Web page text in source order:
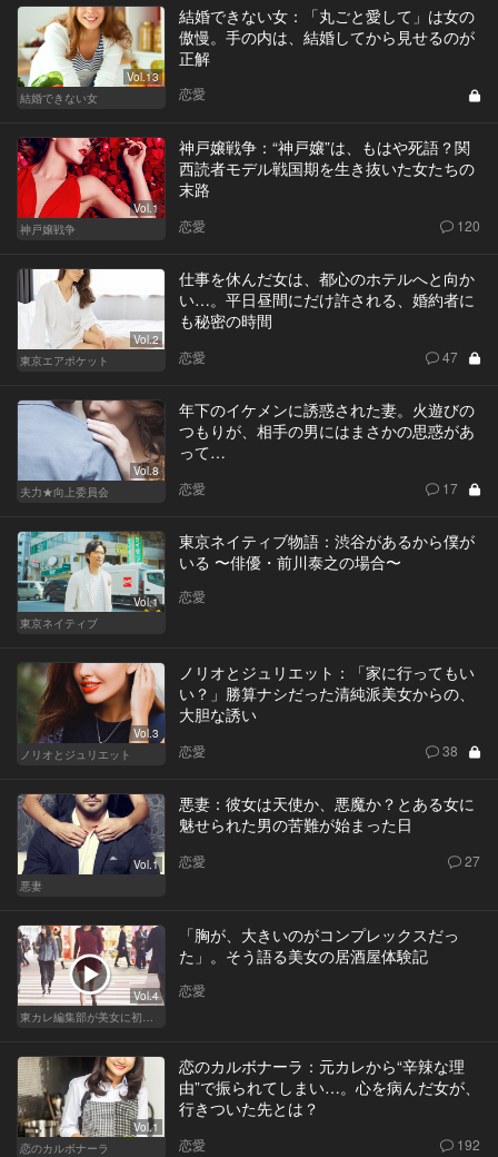
Vol.13
結婚できない女
結婚できない女：「丸ごと愛して」は女の
傲慢。手の内は、結婚してから見せるのが
正解
恋愛
Vol.1
神戸嬢戦争
神戸嬢戦争：“神戸嬢”は、もはや死語？関
西読者モデル戦国期を生き抜いた女たちの
末路
恋愛 120
Vol.2
東京エアポケット
仕事を休んだ女は、都心のホテルへと向か
い…。平日昼間にだけ許される、婚約者に
も秘密の時間
恋愛 47
Vol.8
夫力★向上委員会
年下のイケメンに誘惑された妻。火遊びの
つもりが、相手の男にはまさかの思惑があ
って…
恋愛 17
Vol.1
東京ネイティブ
東京ネイティブ物語：渋谷があるから僕が
いる 〜俳優・前川泰之の場合〜
恋愛
Vol.3
ノリオとジュリエット
ノリオとジュリエット：「家に行ってもい
い？」勝算ナシだった清純派美女からの、
大胆な誘い
恋愛 38
Vol.1
悪妻
悪妻：彼女は天使か、悪魔か？とある女に
魅せられた男の苦難が始まった日
恋愛 27
Vol.4
東カレ編集部が美女に初体験させてみた
「胸が、大きいのがコンプレックスだっ
た」。そう語る美女の居酒屋体験記
恋愛
Vol.1
恋のカルボナーラ
恋のカルボナーラ：元カレから“辛辣な理
由”で振られてしまい…。心を病んだ女が、
行きついた先とは？
恋愛 192